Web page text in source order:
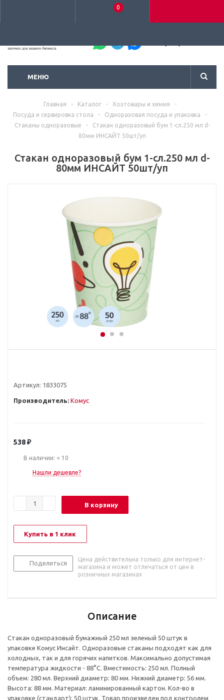
0
МЕНЮ
Главная - Каталог - Хозтовары и химия
-
Посуда и сервировка стола
- Одноразовая посуда и упаковка
-
Стаканы одноразовые
-
Стакан одноразовый бум 1-сл.250 мл d-
80мм ИНСАЙТ 50шт/уп
Стакан одноразовый бум 1-сл.250 мл d-
80мм ИНСАЙТ 50шт/уп
Артикул: 1833075
Производитель: Комус
538₽
В наличии: < 10
Нашли дешевле?
В корзину
Купить в 1 клик
Поделиться
Цена действительна только для интернет-
магазина и может отличаться от цен в
розничных магазинах
Описание
Стакан одноразовый бумажный 250 мл зеленый 50 штук в
упаковке Комус Инсайт. Одноразовые стаканы подходят как для
холодных, так и для горячих напитков. Максимально допустимая
температура жидкости - 88°С. Вместимость: 250 мл. Полный
объем: 280 мл. Верхний диаметр: 80 мм. Нижний диаметр: 56 мм.
Высота: 88 мм. Материал: ламинированный картон. Кол-во в
упаковке (стандарт): 50 штук. Товар произведен под контролем